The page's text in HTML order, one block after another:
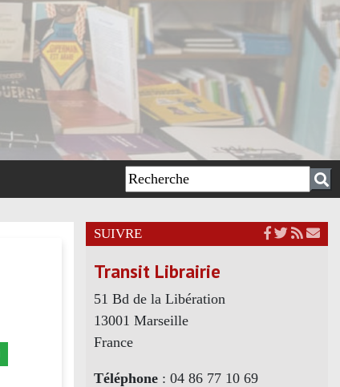
SUIVRE
Transit Librairie
51 Bd de la Libération
13001 Marseille
France
Téléphone: 04 86 77 10 69